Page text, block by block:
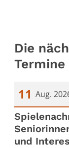
Die
Termine
11 Aug.
Datum: 11.
und